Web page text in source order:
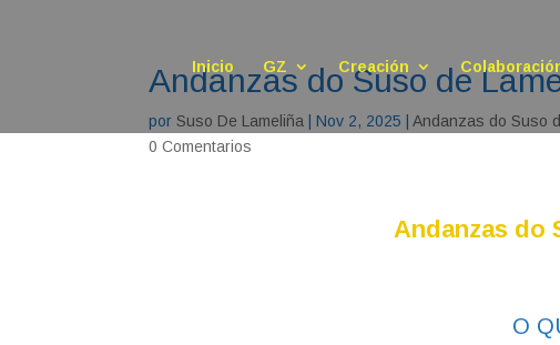
Inicio GZ Creación
Andanzas do Suso de
porSuso De Lameliña |Nov 2, 2025 |Andanzas do Suso
0 Comentarios
Andanzas do
O